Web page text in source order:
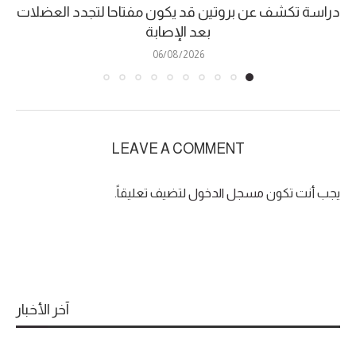
دراسة تكشف عن بروتين قد يكون مفتاحا لتجدد العضلات
بعد الإصابة
06/08/2026
LEAVE A COMMENT
يجب أنت تكون مسجل الدخول لتضيف تعليقاً.
آخر الأخبار